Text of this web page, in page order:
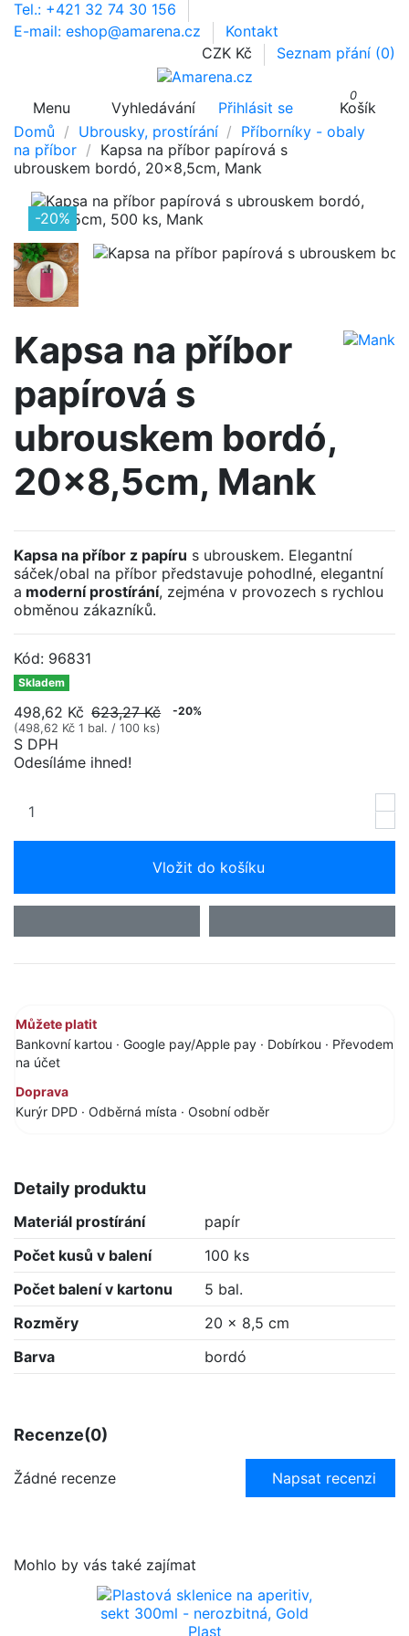
Tel.: +421 32 74 30 156
E-mail: eshop@amarena.cz
Kontakt
CZK Kč
Seznam přání (0)
Menu Vyhledávání Přihlásit se
0
Košík
Domů
Ubrousky, prostírání
Příborníky - obaly
na příbor
Kapsa na příbor papírová s
ubrouskem bordó, 20x8,5cm, Mank
-20%
Kapsa na příbor
papírová s
ubrouskem bordó,
20x8,5cm, Mank
Kapsa na příbor z papíru s ubrouskem. Elegantní
sáček/obal na příbor představuje pohodlné, elegantní
a moderní prostírání, zejména v provozech s rychlou
obměnou zákazníků.
Kód: 96831
Skladem
498,62 Kč 623,27 Kč
-20%
(498,62 Kč 1 bal. / 100 ks)
S DPH
Odesíláme ihned!
Vložit do košíku
Můžete platit
Bankovní kartou · Google pay/Apple pay · Dobírkou · Převodem
na účet
Doprava
Kurýr DPD · Odběrná místa · Osobní odběr
Detaily produktu
Materiál prostírání
papír
Počet kusů v balení
100 ks
Počet balení v kartonu
5 bal.
Rozměry
20 x 8,5 cm
Barva
bordó
Recenze(0)
Žádné recenze Napsat recenzi
Mohlo by vás také zajímat